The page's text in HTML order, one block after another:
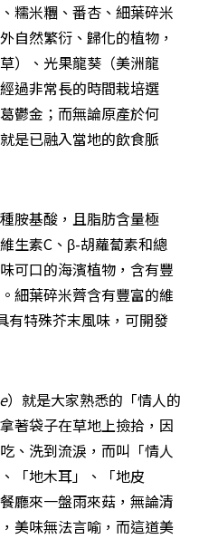
糯米糰、番杏、細葉碎米
自然繁衍、歸化的植物，
）、光果龍葵（美洲龍
過非常長的時間栽培選
鬱金；而無論原產於何
是已融入當地的飲食脈
胺基酸，且脂肪含量極
生素C、β-胡蘿蔔素和總
可口的海濱植物，含有豐
細葉碎米薺含有豐富的維
有特殊芥末風味，可開發
）就是大家熟悉的「情人的
著袋子在草地上撿拾，因
、洗到流淚，而叫「情人
「地木耳」、「地皮
廳來一盤雨來菇，無論清
美味無法言喻，而這道美